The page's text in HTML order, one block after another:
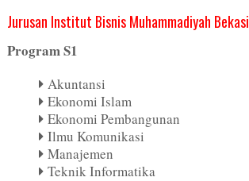
Jurusan Institut Bisnis Muhammadiyah Bekasi
Program S1
Akuntansi
Ekonomi Islam
Ekonomi Pembangunan
Ilmu Komunikasi
Manajemen
Teknik Informatika